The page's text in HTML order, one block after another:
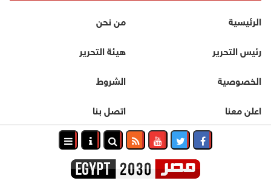
الرئيسية
من نحن
رئيس التحرير
هيئة التحرير
الخصوصية
الشروط
اعلن معنا
اتصل بنا